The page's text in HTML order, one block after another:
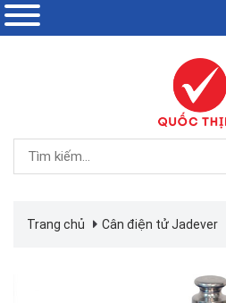
Trang chủ Cân điện tử Jadever